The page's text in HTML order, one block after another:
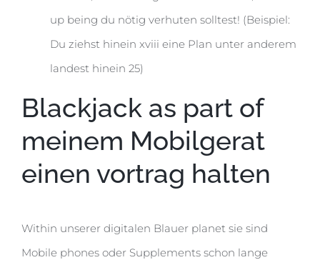
up being du nötig verhuten solltest! (Beispiel:
Du ziehst hinein xviii eine Plan unter anderem
landest hinein 25)
Blackjack as part of
meinem Mobilgerat
einen vortrag halten
Within unserer digitalen Blauer planet sie sind
Mobile phones oder Supplements schon lange